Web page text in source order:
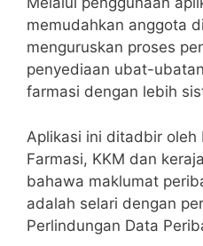
memudahkan anggota
menguruskan proses
penyediaan ubat-
farmasi dengan lebih
Aplikasi ini ditadbir oleh
Farmasi, KKM dan
bahawa maklumat
adalah selari dengan
Perlindungan Data